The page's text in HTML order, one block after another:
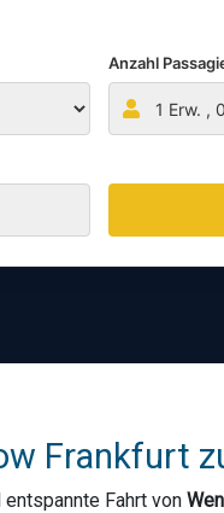
Anzahl
1 Erw. , 0
Frankfurt
Fahrt von